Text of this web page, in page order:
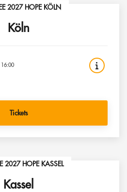
2027 HOPE KÖLN
Köln
16:00
Tickets
2027 HOPE KASSEL
Kassel